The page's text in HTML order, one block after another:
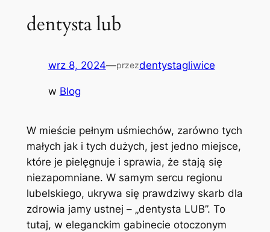
dentysta lub
wrz 8, 2024—przezdentystagliwice
w Blog
W mieście pełnym uśmiechów, zarówno tych
małych jak i tych dużych, jest jedno miejsce,
które je pielęgnuje i sprawia, że stają się
niezapomniane. W samym sercu regionu
lubelskiego, ukrywa się prawdziwy skarb dla
zdrowia jamy ustnej – „dentysta LUB”. To
tutaj, w eleganckim gabinecie otoczonym